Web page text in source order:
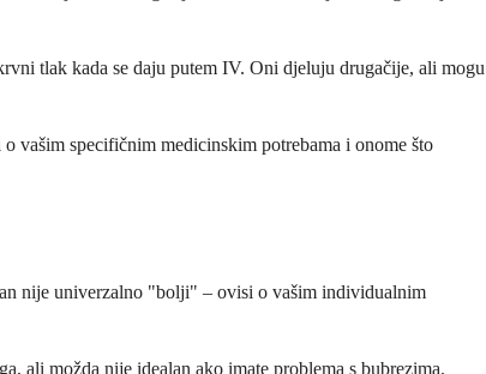
tlak kada se daju putem IV. Oni djeluju drugačije, ali mogu
specifičnim medicinskim potrebama i onome što
nije univerzalno "bolji" – ovisi o vašim individualnim
ali možda nije idealan ako imate problema s bubrezima.